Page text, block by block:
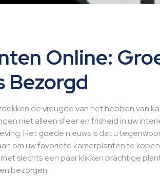
Online:
Bezorgd
de vreugde van het hebben van
niet alleen sfeer en frisheid in uw
Het goede nieuws is dat u
om uw favoriete kamerplanten te
slechts een paar klikken prachtige
bezorgen.